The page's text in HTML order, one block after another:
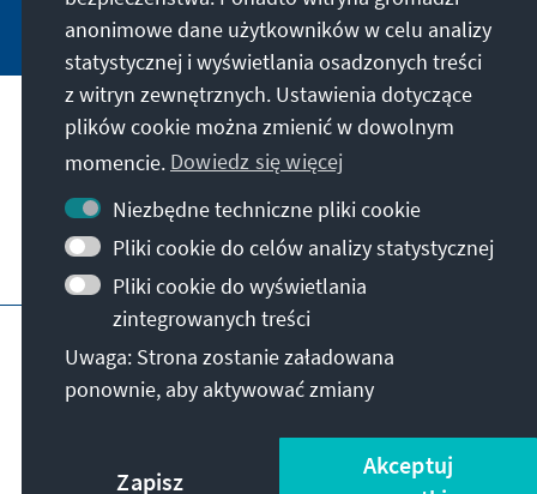
Nasza misja
Kontakt
Dalsza działalność fundacji
Impressum Polityka prywatności
Erklärung zur Barrierefreiheit
Barriere melden
Mapa strony
© Konrad-Adenauer-Stiftung e.V. 2026
anonimowe dane użytkowników w celu analizy
statystycznej i wyświetlania osadzonych treści
z witryn zewnętrznych. Ustawienia dotyczące
plików cookie można zmienić w dowolnym
momencie. Dowiedz się więcej
Niezbędne techniczne pliki cookie
Pliki cookie do celów analizy statystycznej
Pliki cookie do wyświetlania
zintegrowanych treści
Uwaga: Strona zostanie załadowana
ponownie, aby aktywować zmiany
Zapisz
Akceptuj